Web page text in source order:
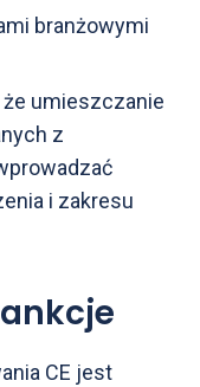
branżowymi
umieszczanie
z
i zakresu
CE jest